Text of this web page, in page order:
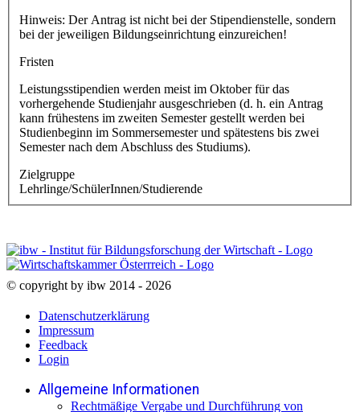
Hinweis: Der Antrag ist nicht bei der Stipendienstelle, sondern
bei der jeweiligen Bildungseinrichtung einzureichen!
Fristen
Leistungsstipendien werden meist im Oktober für das
vorhergehende Studienjahr ausgeschrieben (d. h. ein Antrag
kann frühestens im zweiten Semester gestellt werden bei
Studienbeginn im Sommersemester und spätestens bis zwei
Semester nach dem Abschluss des Studiums).
Zielgruppe
Lehrlinge/SchülerInnen/Studierende
© copyright by ibw 2014 - 2026
Datenschutzerklärung
Impressum
Feedback
Login
Allgemeine Informationen
Rechtmäßige Vergabe und Durchführung von